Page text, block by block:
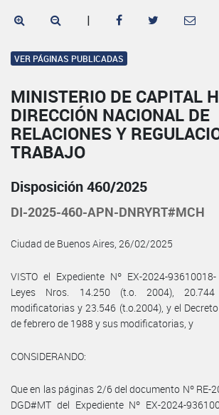
|
VER PÁGINAS PUBLICADAS
MINISTERIO DE CAPITAL
DIRECCIÓN NACIONAL DE
RELACIONES Y
TRABAJO
Disposición 460/2025
DI-2025-460-APN-DNRYRT#MCH
Ciudad de Buenos Aires, 26/02/2025
VISTO el Expediente Nº EX-2024-
Leyes Nros. 14.250 (t.o. 2004),
modificatorias y 23.546 (t.o.2004), y el
de febrero de 1988 y sus modificatorias, y
CONSIDERANDO:
Que en las páginas 2/6 del documento Nº RE-
DGD#MT del Expediente Nº EX-2024-